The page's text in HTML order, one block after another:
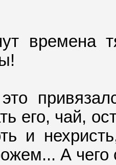
времена
его, чай,
и
А чего